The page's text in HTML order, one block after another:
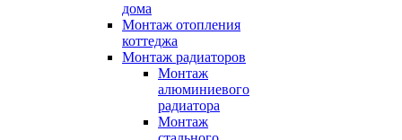
дома
Монтаж отопления
коттеджа
Монтаж радиаторов
Монтаж
алюминиевого
радиатора
Монтаж